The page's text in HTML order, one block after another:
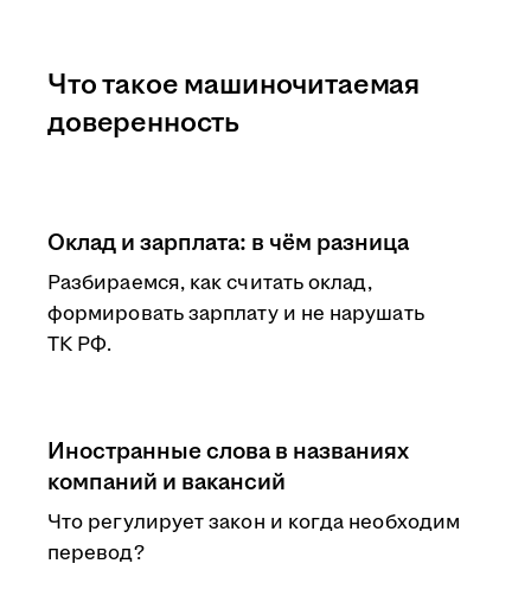
Оклад и зарплата: в чём разница
Разбираемся, как считать оклад,
формировать зарплату и не нарушать
ТК РФ.
Иностранные слова в названиях
компаний и вакансий
Что регулирует закон и когда необходим
перевод?
Что такое машиночитаемая
доверенность